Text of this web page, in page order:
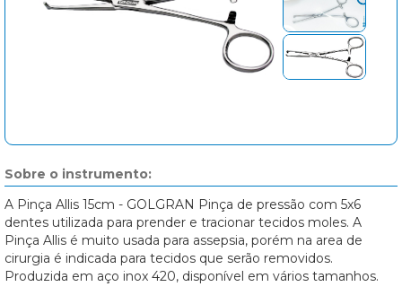
Sobre o instrumento:
A Pinça Allis 15cm - GOLGRAN Pinça de pressão com 5x6
dentes utilizada para prender e tracionar tecidos moles. A
Pinça Allis é muito usada para assepsia, porém na area de
cirurgia é indicada para tecidos que serão removidos.
Produzida em aço inox 420, disponível em vários tamanhos.